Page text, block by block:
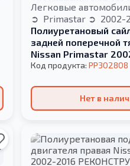
Легковые
Primastar
2002-
Полиуретановый
задней поперечной
Nissan Primastar
Код продукта:PP302808
Нет в